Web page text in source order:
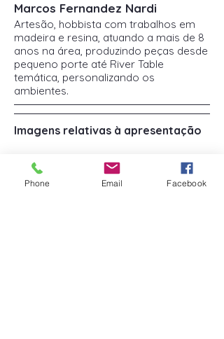
Marcos Fernandez Nardi
Artesão, hobbista com trabalhos em
madeira e resina, atuando a mais de 8
anos na área, produzindo peças desde
pequeno porte até River Table
temática, personalizando os
ambientes.
Imagens relativas à apresentação
Phone Email Facebook